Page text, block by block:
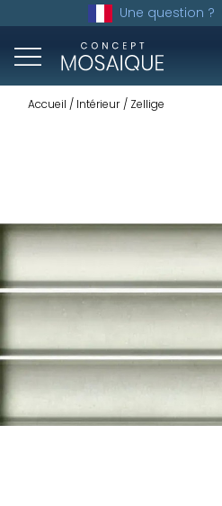
Une question ?
Accueil Intérieur Zellige